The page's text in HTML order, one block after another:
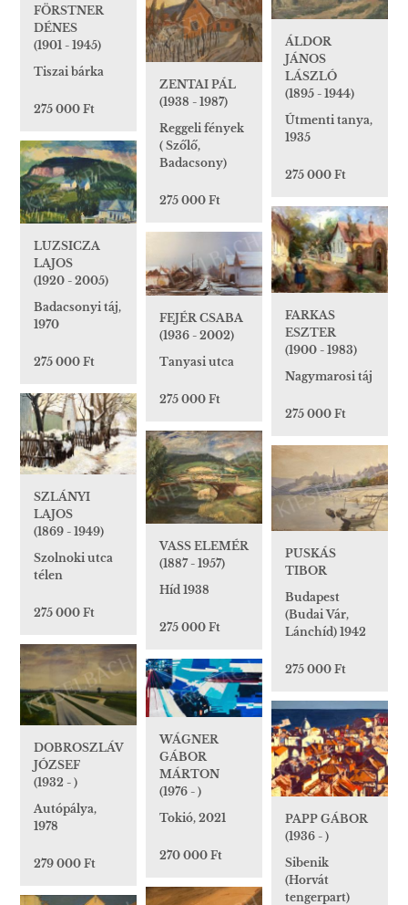
FÖRSTNER
DÉNES
(1901 - 1945)
Tiszai bárka
275 000 Ft
ÁLDOR
JÁNOS
LÁSZLÓ
(1895 - 1944)
Útmenti tanya,
1935
275 000 Ft
ZENTAI PÁL
(1938 - 1987)
Reggeli fények
( Szőlő,
Badacsony)
275 000 Ft
LUZSICZA
LAJOS
(1920 - 2005)
Badacsonyi táj,
1970
275 000 Ft
FARKAS
ESZTER
(1900 - 1983)
Nagymarosi táj
275 000 Ft
FEJÉR CSABA
(1936 - 2002)
Tanyasi utca
275 000 Ft
SZLÁNYI
LAJOS
(1869 - 1949)
Szolnoki utca
télen
275 000 Ft
VASS ELEMÉR
(1887 - 1957)
Híd 1938
275 000 Ft
PUSKÁS
TIBOR
Budapest
(Budai Vár,
Lánchíd) 1942
275 000 Ft
DOBROSZLÁV
JÓZSEF
(1932 - )
Autópálya,
1978
279 000 Ft
WÁGNER
GÁBOR
MÁRTON
(1976 - )
Tokió, 2021
270 000 Ft
PAPP GÁBOR
(1936 - )
Sibenik
(Horvát
tengerpart)